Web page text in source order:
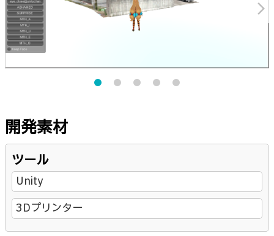
arrow_forward_ios
開発素材
ツール
Unity
3Dプリンター